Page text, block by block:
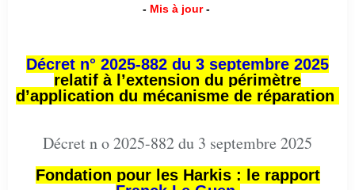
- Mis à jour -
Décret n° 2025-882 du 3 septembre 2025
relatif à l’extension du périmètre
d’application du mécanisme de réparation
Décret n o 2025-882 du 3 septembre 2025
Fondation pour les Harkis : le rapport